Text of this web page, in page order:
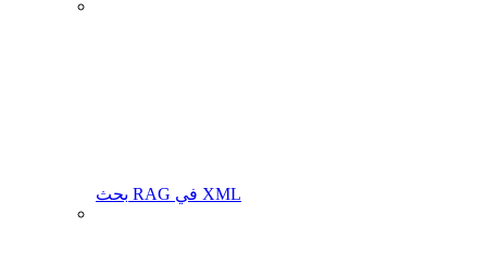
بحث RAG في XML